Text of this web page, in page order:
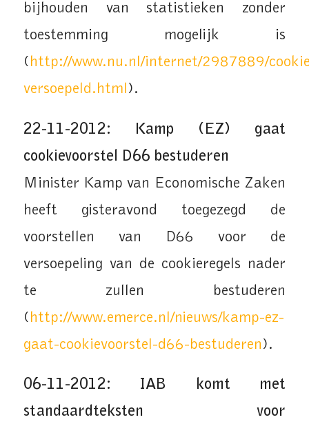
bijhouden van statistieken zonder
toestemming mogelijk is
(http://www.nu.nl/internet/2987889/
versoepeld.html).
22-11-2012: Kamp (EZ) gaat
cookievoorstel D66 bestuderen
Minister Kamp van Economische Zaken
heeft gisteravond toegezegd de
voorstellen van D66 voor de
versoepeling van de cookieregels nader
te zullen bestuderen
(http://www.emerce.nl/nieuws/kamp-ez-
gaat-cookievoorstel-d66-bestuderen).
06-11-2012: IAB komt met
standaardteksten voor